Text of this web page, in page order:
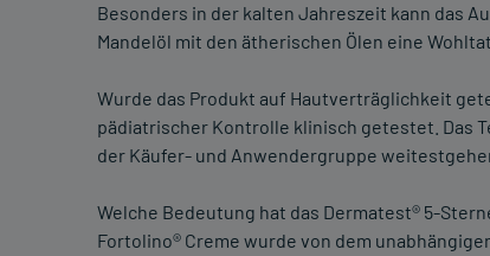
Besonders in der kalten Jahreszeit kann das
Mandelöl mit den ätherischen Ölen eine
Wurde das Produkt auf Hautverträglichkeit
pädiatrischer Kontrolle klinisch getestet. Das
der Käufer- und Anwendergruppe
Welche Bedeutung hat das Dermatest® 5-
Fortolino® Creme wurde von dem